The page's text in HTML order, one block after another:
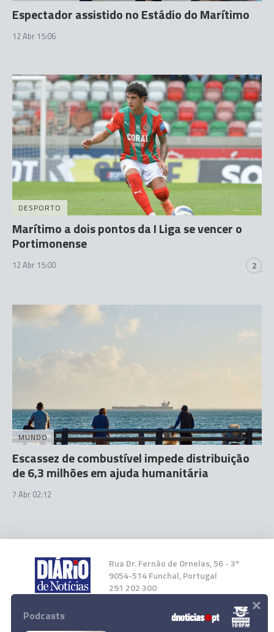
Espectador assistido no Estádio do Marítimo
12 Abr 15:06
DESPORTO
Marítimo a dois pontos da I Liga se vencer o
Portimonense
12 Abr 15:00 2
MUNDO
Escassez de combustível impede distribuição
de 6,3 milhões em ajuda humanitária
7 Abr 02:12
Rua Dr. Fernão de Ornelas, 56 - 3º
9054-514 Funchal, Portugal
291 202 300
Instale a nossa App
Podcasts ×